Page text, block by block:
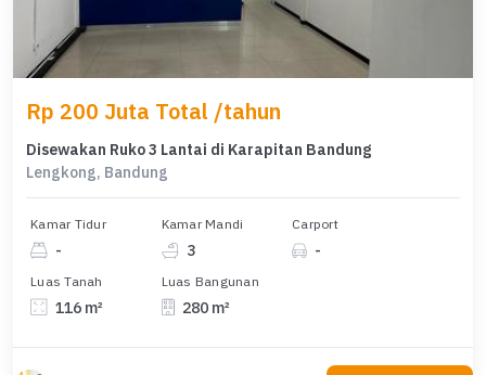
Rp 200 Juta Total /tahun
Disewakan Ruko 3 Lantai di Karapitan Bandung
Lengkong, Bandung
Kamar Tidur
-
Kamar Mandi
3
Carport
-
Luas Tanah
116 m²
Luas Bangunan
280 m²